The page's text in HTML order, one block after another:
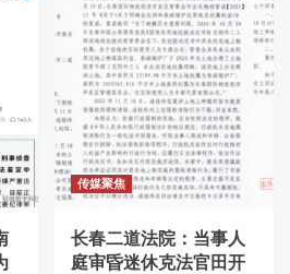
传媒聚焦
长春二道法院：当事人
庭审昏迷休克法官田开